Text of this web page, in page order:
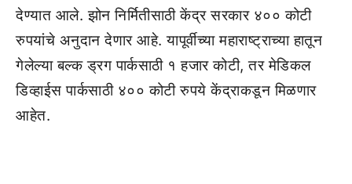
देण्यात आले. झोन निर्मितीसाठी केंद्र सरकार ४०० कोटी
रुपयांचे अनुदान देणार आहे. यापूर्वीच्या महाराष्ट्राच्या हातून
गेलेल्या बल्क ड्रग पार्कसाठी १ हजार कोटी, तर मेडिकल
डिव्हाईस पार्कसाठी ४०० कोटी रुपये केंद्राकडून मिळणार
आहेत.